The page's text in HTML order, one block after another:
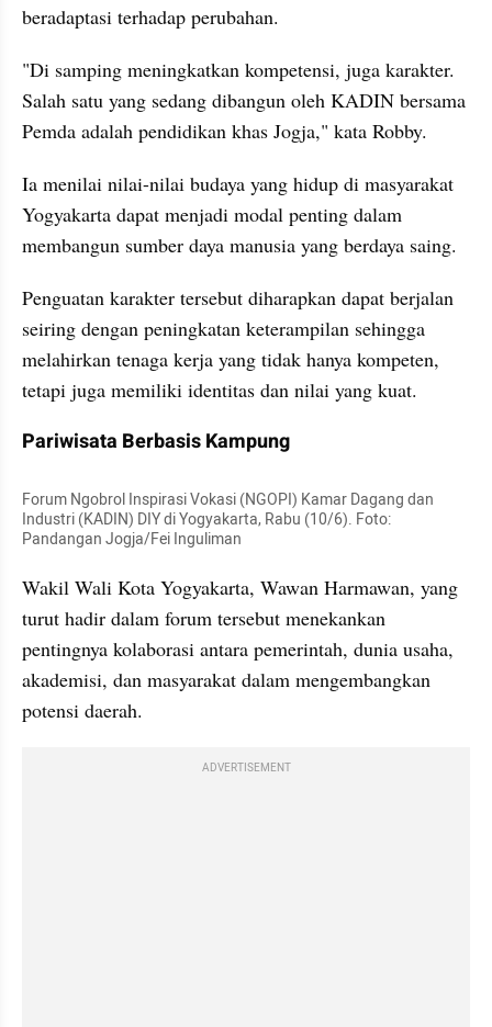
beradaptasi terhadap perubahan.
"Di samping meningkatkan kompetensi, juga karakter.
Salah satu yang sedang dibangun oleh KADIN bersama
Pemda adalah pendidikan khas Jogja," kata Robby.
Ia menilai nilai-nilai budaya yang hidup di masyarakat
Yogyakarta dapat menjadi modal penting dalam
membangun sumber daya manusia yang berdaya saing.
Penguatan karakter tersebut diharapkan dapat berjalan
seiring dengan peningkatan keterampilan sehingga
melahirkan tenaga kerja yang tidak hanya kompeten,
tetapi juga memiliki identitas dan nilai yang kuat.
Pariwisata Berbasis Kampung
Forum Ngobrol Inspirasi Vokasi (NGOPI) Kamar Dagang dan
Industri (KADIN) DIY di Yogyakarta, Rabu (10/6). Foto:
Pandangan Jogja/Fei Inguliman
Wakil Wali Kota Yogyakarta, Wawan Harmawan, yang
turut hadir dalam forum tersebut menekankan
pentingnya kolaborasi antara pemerintah, dunia usaha,
akademisi, dan masyarakat dalam mengembangkan
potensi daerah.
ADVERTISEMENT